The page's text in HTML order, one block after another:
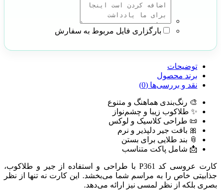
بارگزاری فایل مربوط به سفارش
توضیحات
برند محصول
نقد و بررسی‌ها (0)
🎨 رنگ‌بندی هماهنگ و متنوع
✨ طلاکوب زیبا و چشم‌نواز
📜 طراحی کلاسیک و لوکس
🎀 بافت جیر دلپذیر و نرم
📎 بند طلایی برای بستن
📩 شامل پاکت متناسب
کارت عروسی کد P361 با طراحی و استفاده از جیر و طلاکوب،
جذابیتی خاص را به مراسم شما می‌بخشد. این کارت نه تنها از نظر
بصری بلکه از نظر لمسی نیز ارائه می‌دهد.